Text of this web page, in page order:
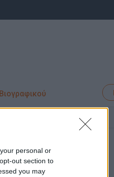
personal or
out section to
you may